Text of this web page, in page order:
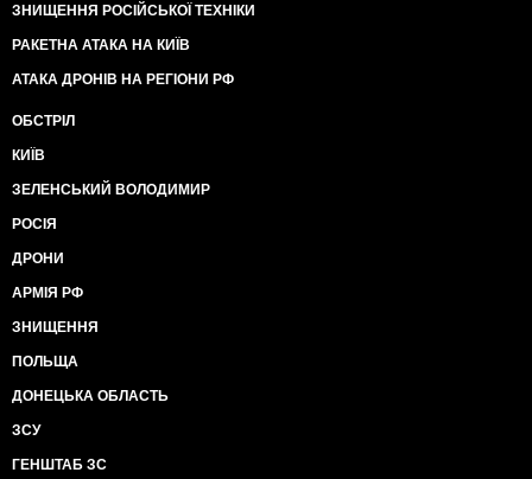
ЗНИЩЕННЯ РОСІЙСЬКОЇ ТЕХНІКИ
РАКЕТНА АТАКА НА КИЇВ
АТАКА ДРОНІВ НА РЕГІОНИ РФ
ОБСТРІЛ
КИЇВ
ЗЕЛЕНСЬКИЙ ВОЛОДИМИР
РОСІЯ
ДРОНИ
АРМІЯ РФ
ЗНИЩЕННЯ
ПОЛЬЩА
ДОНЕЦЬКА ОБЛАСТЬ
ЗСУ
ГЕНШТАБ ЗС